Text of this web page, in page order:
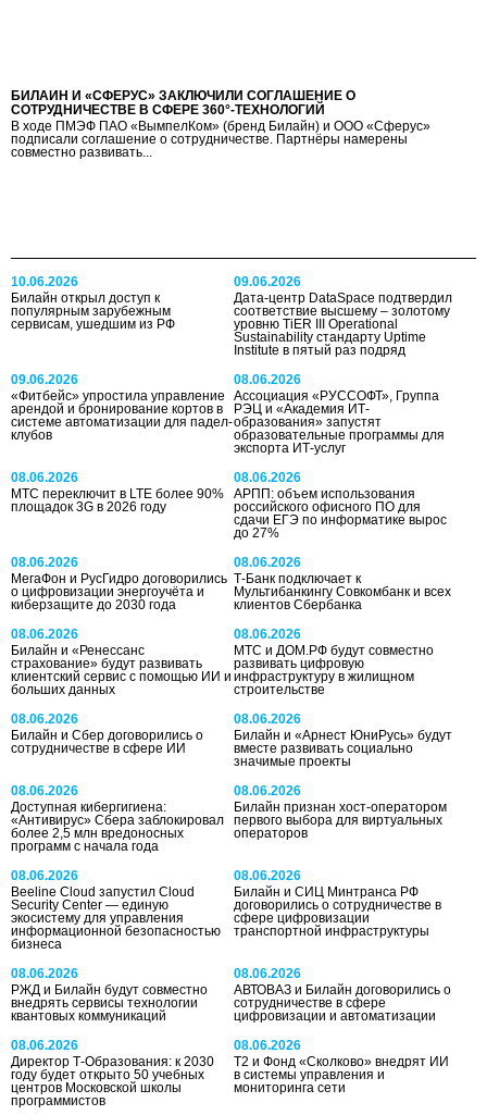
БИЛАЙН И «СФЕРУС» ЗАКЛЮЧИЛИ СОГЛАШЕНИЕ О
СОТРУДНИЧЕСТВЕ В СФЕРЕ 360°-ТЕХНОЛОГИЙ
В ходе ПМЭФ ПАО «ВымпелКом» (бренд Билайн) и ООО «Сферус»
подписали соглашение о сотрудничестве. Партнёры намерены
совместно развивать...
10.06.2026
Билайн открыл доступ к
популярным зарубежным
сервисам, ушедшим из РФ
09.06.2026
Дата-центр DataSpace подтвердил
соответствие высшему – золотому
уровню TiER III Operational
Sustainability стандарту Uptime
Institute в пятый раз подряд
09.06.2026
«Фитбейс» упростила управление
арендой и бронирование кортов в
системе автоматизации для падел-
клубов
08.06.2026
Ассоциация «РУССОФТ», Группа
РЭЦ и «Академия ИТ-
образования» запустят
образовательные программы для
экспорта ИТ-услуг
08.06.2026
МТС переключит в LTE более 90%
площадок 3G в 2026 году
08.06.2026
АРПП: объем использования
российского офисного ПО для
сдачи ЕГЭ по информатике вырос
до 27%
08.06.2026
МегаФон и РусГидро договорились
о цифровизации энергоучёта и
киберзащите до 2030 года
08.06.2026
Т-Банк подключает к
Мультибанкингу Совкомбанк и всех
клиентов Сбербанка
08.06.2026
Билайн и «Ренессанс
страхование» будут развивать
клиентский сервис с помощью ИИ и
больших данных
08.06.2026
МТС и ДОМ.РФ будут совместно
развивать цифровую
инфраструктуру в жилищном
строительстве
08.06.2026
Билайн и Сбер договорились о
сотрудничестве в сфере ИИ
08.06.2026
Билайн и «Арнест ЮниРусь» будут
вместе развивать социально
значимые проекты
08.06.2026
Доступная кибергигиена:
«Антивирус» Сбера заблокировал
более 2,5 млн вредоносных
программ с начала года
08.06.2026
Билайн признан хост-оператором
первого выбора для виртуальных
операторов
08.06.2026
Beeline Cloud запустил Cloud
Security Center — единую
экосистему для управления
информационной безопасностью
бизнеса
08.06.2026
Билайн и СИЦ Минтранса РФ
договорились о сотрудничестве в
сфере цифровизации
транспортной инфраструктуры
08.06.2026
РЖД и Билайн будут совместно
внедрять сервисы технологии
квантовых коммуникаций
08.06.2026
АВТОВАЗ и Билайн договорились о
сотрудничестве в сфере
цифровизации и автоматизации
08.06.2026
Директор Т-Образования: к 2030
году будет открыто 50 учебных
центров Московской школы
программистов
08.06.2026
T2 и Фонд «Сколково» внедрят ИИ
в системы управления и
мониторинга сети